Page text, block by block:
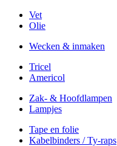
Vet
Olie
Wecken & inmaken
Tricel
Americol
Zak- & Hoofdlampen
Lampjes
Tape en folie
Kabelbinders / Ty-raps